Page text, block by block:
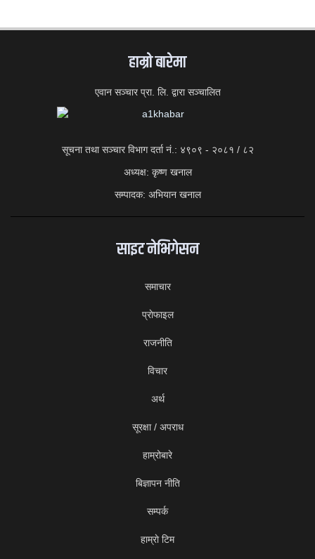
हाम्राे बारेमा
एवान सञ्चार प्रा. लि. द्वारा सञ्चालित
सूचना तथा सञ्चार विभाग दर्ता नं.: ४९०९ - २०८१ / ८२
अध्यक्ष: कृष्ण खनाल
सम्पादक: अभियान खनाल
साइट नेभिगेसन
समाचार
प्राेफाइल
राजनीति
विचार
अर्थ
सूरक्षा / अपराध
हाम्रोबारे
बिज्ञापन नीति
सम्पर्क
हाम्राे टिम